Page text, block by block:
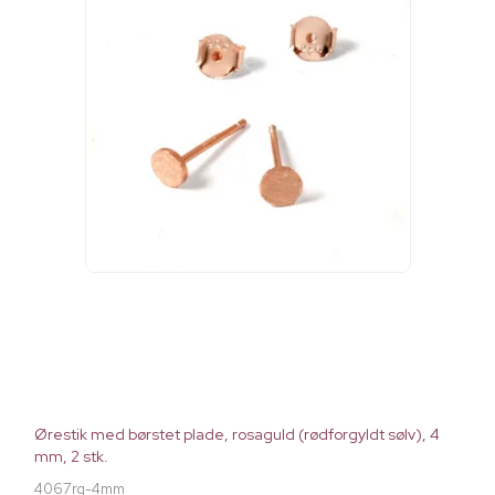
Ørestik med børstet plade, rosaguld (rødforgyldt sølv), 4
mm, 2 stk.
4067rg-4mm